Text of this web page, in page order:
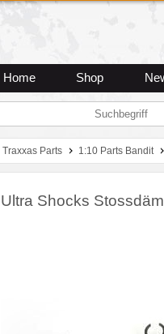
Home Shop
Traxxas Parts 1:10 Parts Bandit
Ultra Shocks